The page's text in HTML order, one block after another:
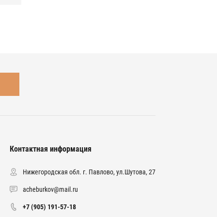
Контактная информация
Нижегородская обл. г. Павлово, ул.Шутова, 27
acheburkov@mail.ru
+7 (905) 191-57-18